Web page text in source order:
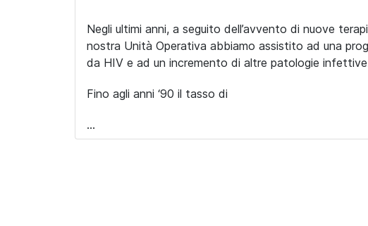
Negli ultimi anni, a seguito dell’avvento di nuove
nostra Unità Operativa abbiamo assistito ad una
da HIV e ad un incremento di altre patologie
Fino agli anni ‘90 il tasso di
...